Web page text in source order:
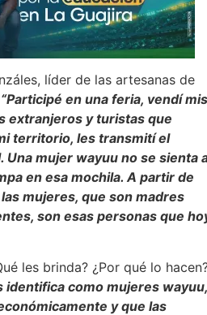
líder de las artesanas de
“Participé en una feria, vendí mis
extranjeros y turistas que
territorio, les transmití el
mujer wayuu no se sienta
en esa mochila. A partir de
mujeres, que son madres
son esas personas que
les brinda? ¿Por qué lo
identifica como mujeres wayuu,
y que las